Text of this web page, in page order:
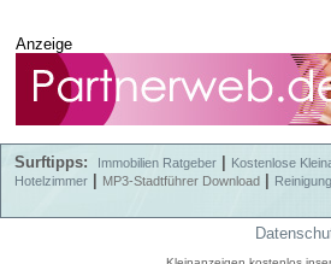
Anzeige
Surftipps: Immobilien Ratgeber Kostenlose
Hotelzimmer
MP3-Stadtführer Download